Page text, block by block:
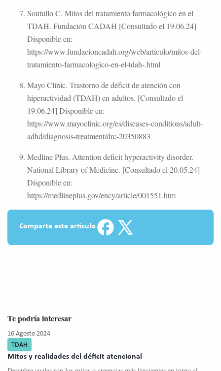
Soutullo C. Mitos del tratamiento farmacológico en el
TDAH. Fundación CADAH [Consultado el 19.06.24]
Disponible en:
https://www.fundacioncadah.org/web/articulo/mitos-del-
tratamiento-farmacologico-en-el-tdah-.html
Mayo Clinic. Trastorno de déficit de atención con
hiperactividad (TDAH) en adultos. [Consultado el
19.06.24] Disponible en:
https://www.mayoclinic.org/es/diseases-conditions/adult-
adhd/diagnosis-treatment/drc-20350883
Medline Plus. Attention deficit hyperactivity disorder.
National Library of Medicine. [Consultado el 20.05.24]
Disponible en:
https://medlineplus.gov/ency/article/001551.htm
Comparte este articulo
Te podría interesar
16 Agosto 2024
TDAH
Mitos y realidades del déficit atencional